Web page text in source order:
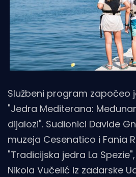
Službeni program započeo
"Jedra Mediterana:
dijalozi". Sudionici Davide
muzeja Cesenatico i Fania
"Tradicijska jedra La
Nikola Vučelić iz zadarske